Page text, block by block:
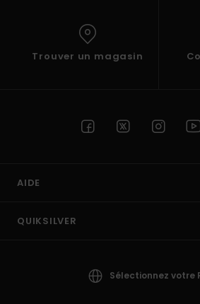
Trouver un magasin
AIDE
QUIKSILVER
Sélectionnez votre